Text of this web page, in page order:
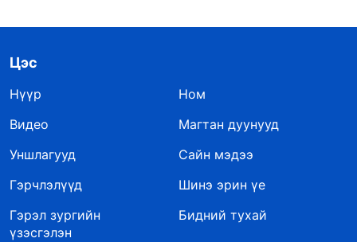
Цэс
Нүүр
Ном
Видео
Магтан дуунууд
Уншлагууд
Сайн мэдээ
Гэрчлэлүүд
Шинэ эрин үе
Гэрэл зургийн
үзэсгэлэн
Бидний тухай